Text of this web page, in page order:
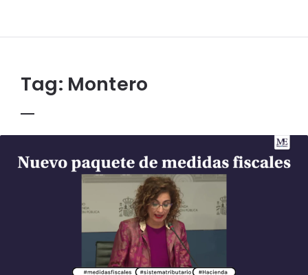
Tag: Montero